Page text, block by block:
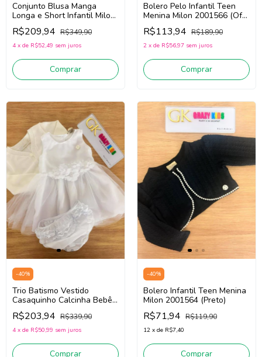
Conjunto Blusa Manga
Longa e Short Infantil Milon
2001508 (Bege/Verde)
R$209,94 R$349,90
4 x de R$52,49 sem juros
Comprar
Bolero Pelo Infantil Teen
Menina Milon 2001566 (Off
White)
R$113,94 R$189,90
2 x de R$56,97 sem juros
Comprar
-40%
Trio Batismo Vestido
Casaquinho Calcinha Bebê
Menina Milon 2001613
(Branco)
R$203,94 R$339,90
4 x de R$50,99 sem juros
Comprar
-40%
Bolero Infantil Teen Menina
Milon 2001564 (Preto)
R$71,94 R$119,90
12 x de R$7,40
Comprar